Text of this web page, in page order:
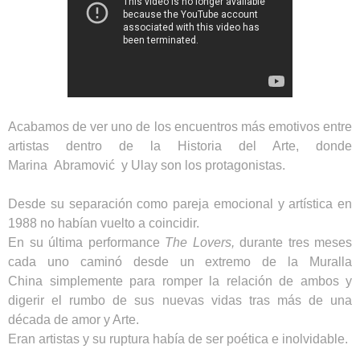
Acabamos de ver uno de los encuentros más emotivos entre
artistas dentro de la Historia del Arte, donde
Marina Abramović y Ulay son los protagonistas.
Desde su separación como pareja emocional y artística en
1988 no habían vuelto a coincidir.
En su última performance The Lovers, durante tres meses
cada uno caminó desde un extremo de la Muralla
China simplemente para romper la relación de ambos y
digerir el rumbo de sus nuevas vidas tras más de una
década de amor y Arte.
Eran artistas y su ruptura había de ser poética e inolvidable.